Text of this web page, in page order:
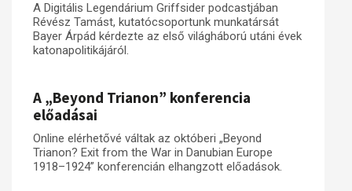
A Digitális Legendárium Griffsider podcastjában
Révész Tamást, kutatócsoportunk munkatársát
Bayer Árpád kérdezte az első világháború utáni évek
katonapolitikájáról.
A „Beyond Trianon” konferencia
előadásai
Online elérhetővé váltak az októberi „Beyond
Trianon? Exit from the War in Danubian Europe
1918–1924” konferencián elhangzott előadások.